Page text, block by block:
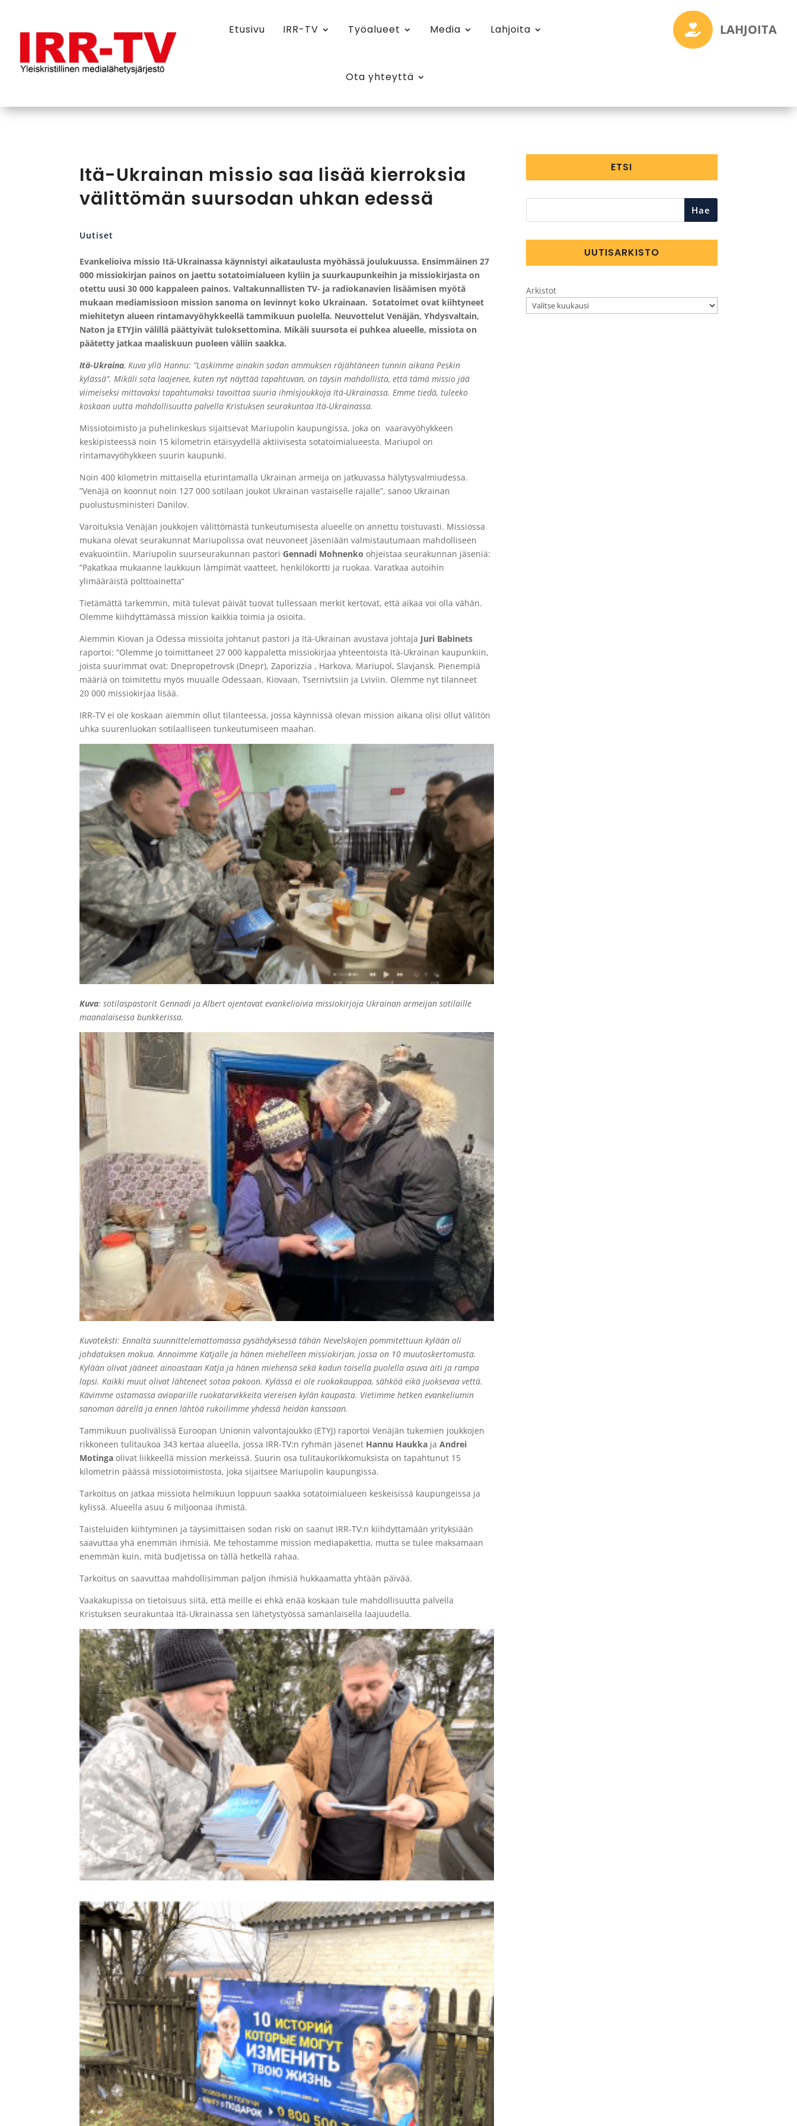
Etusivu IRR-TV Työalueet Media Lahjoita
Ota yhteyttä
 LAHJOITA
Itä-Ukrainan missio saa lisää kierroksia
välittömän suursodan uhkan edessä
Uutiset
Evankelioiva missio Itä-Ukrainassa käynnistyi aikataulusta myöhässä joulukuussa. Ensimmäinen 27
000 missiokirjan painos on jaettu sotatoimialueen kyliin ja suurkaupunkeihin ja missiokirjasta on
otettu uusi 30 000 kappaleen painos. Valtakunnallisten TV- ja radiokanavien lisäämisen myötä
mukaan mediamissioon mission sanoma on levinnyt koko Ukrainaan. Sotatoimet ovat kiihtyneet
miehitetyn alueen rintamavyöhykkeellä tammikuun puolella. Neuvottelut Venäjän, Yhdysvaltain,
Naton ja ETYJin välillä päättyivät tuloksettomina. Mikäli suursota ei puhkea alueelle, missiota on
päätetty jatkaa maaliskuun puoleen väliin saakka.
Itä-Ukraina,Kuva yllä Hannu: ”Laskimme ainakin sadan ammuksen räjähtäneen tunnin aikana Peskin
kylässä”. Mikäli sota laajenee, kuten nyt näyttää tapahtuvan, on täysin mahdollista, että tämä missio jää
viimeiseksi mittavaksi tapahtumaksi tavoittaa suuria ihmisjoukkoja Itä-Ukrainassa. Emme tiedä, tuleeko
koskaan uutta mahdollisuutta palvella Kristuksen seurakuntaa Itä-Ukrainassa.
Missiotoimisto ja puhelinkeskus sijaitsevat Mariupolin kaupungissa, joka on vaaravyöhykkeen
keskipisteessä noin 15 kilometrin etäisyydellä aktiivisesta sotatoimialueesta. Mariupol on
rintamavyöhykkeen suurin kaupunki.
Noin 400 kilometrin mittaisella eturintamalla Ukrainan armeija on jatkuvassa hälytysvalmiudessa.
”Venäjä on koonnut noin 127 000 sotilaan joukot Ukrainan vastaiselle rajalle”, sanoo Ukrainan
puolustusministeri Danilov.
Varoituksia Venäjän joukkojen välittömästä tunkeutumisesta alueelle on annettu toistuvasti. Missiossa
mukana olevat seurakunnat Mariupolissa ovat neuvoneet jäseniään valmistautumaan mahdolliseen
evakuointiin. Mariupolin suurseurakunnan pastori Gennadi Mohnenko ohjeistaa seurakunnan jäseniä:
”Pakatkaa mukaanne laukkuun lämpimät vaatteet, henkilökortti ja ruokaa. Varatkaa autoihin
ylimääräistä polttoainetta”
Tietämättä tarkemmin, mitä tulevat päivät tuovat tullessaan merkit kertovat, että aikaa voi olla vähän.
Olemme kiihdyttämässä mission kaikkia toimia ja osioita.
Aiemmin Kiovan ja Odessa missioita johtanut pastori ja Itä-Ukrainan avustava johtaja Juri Babinets
raportoi: ”Olemme jo toimittaneet 27 000 kappaletta missiokirjaa yhteentoista Itä-Ukrainan kaupunkiin,
joista suurimmat ovat: Dnepropetrovsk (Dnepr), Zaporizzia , Harkova, Mariupol, Slavjansk. Pienempiä
määriä on toimitettu myös muualle Odessaan, Kiovaan, Tsernivtsiin ja Lviviin. Olemme nyt tilanneet
20 000 missiokirjaa lisää.
IRR-TV ei ole koskaan aiemmin ollut tilanteessa, jossa käynnissä olevan mission aikana olisi ollut välitön
uhka suurenluokan sotilaalliseen tunkeutumiseen maahan.
Kuva: sotilaspastorit Gennadi ja Albert ojentavat evankelioivia missiokirjoja Ukrainan armeijan sotilaille
maanalaisessa bunkkerissa.
Kuvateksti: Ennalta suunnittelemattomassa pysähdyksessä tähän Nevelskojen pommitettuun kylään oli
johdatuksen makua. Annoimme Katjalle ja hänen miehelleen missiokirjan, jossa on 10 muutoskertomusta.
Kylään olivat jääneet ainoastaan Katja ja hänen miehensä sekä kadun toisella puolella asuva äiti ja rampa
lapsi. Kaikki muut olivat lähteneet sotaa pakoon. Kylässä ei ole ruokakauppaa, sähköä eikä juoksevaa vettä.
Kävimme ostamassa avioparille ruokatarvikkeita viereisen kylän kaupasta. Vietimme hetken evankeliumin
sanoman äärellä ja ennen lähtöä rukoilimme yhdessä heidän kanssaan.
Tammikuun puolivälissä Euroopan Unionin valvontajoukko (ETYJ) raportoi Venäjän tukemien joukkojen
rikkoneen tulitaukoa 343 kertaa alueella, jossa IRR-TV:n ryhmän jäsenet Hannu Haukka jaAndrei
Motinga olivat liikkeellä mission merkeissä. Suurin osa tulitaukorikkomuksista on tapahtunut 15
kilometrin päässä missiotoimistosta, joka sijaitsee Mariupolin kaupungissa.
Tarkoitus on jatkaa missiota helmikuun loppuun saakka sotatoimialueen keskeisissä kaupungeissa ja
kylissä. Alueella asuu 6 miljoonaa ihmistä.
Taisteluiden kiihtyminen ja täysimittaisen sodan riski on saanut IRR-TV:n kiihdyttämään yrityksiään
saavuttaa yhä enemmän ihmisiä. Me tehostamme mission mediapakettia, mutta se tulee maksamaan
enemmän kuin, mitä budjetissa on tällä hetkellä rahaa.
Tarkoitus on saavuttaa mahdollisimman paljon ihmisiä hukkaamatta yhtään päivää.
Vaakakupissa on tietoisuus siitä, että meille ei ehkä enää koskaan tule mahdollisuutta palvella
Kristuksen seurakuntaa Itä-Ukrainassa sen lähetystyössä samanlaisella laajuudella.
ETSI
Hae
UUTISARKISTO
Arkistot